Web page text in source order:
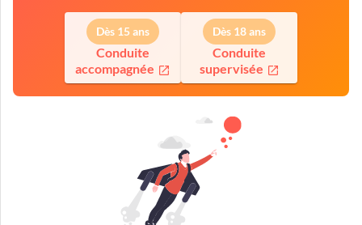
Dès 15 ans
Conduite
accompagnée
Dès 18 ans
Conduite
supervisée